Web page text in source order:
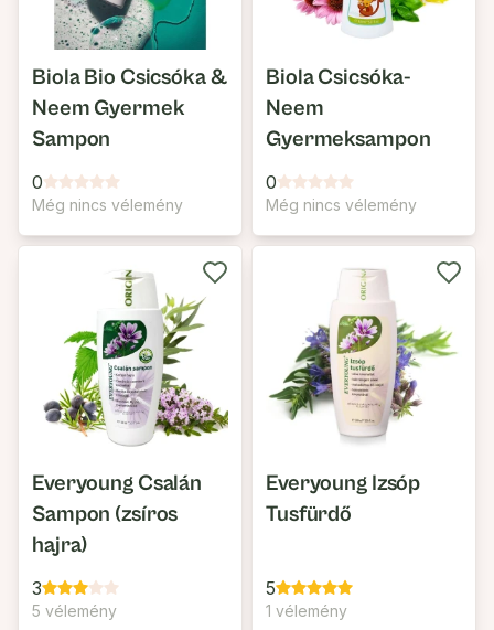
Biola Bio Csicsóka &
Neem Gyermek
Sampon
0
Még nincs vélemény
Biola Csicsóka-
Neem
Gyermeksampon
0
Még nincs vélemény
Everyoung Csalán
Sampon (zsíros
hajra)
3
5 vélemény
Everyoung Izsóp
Tusfürdő
5
1 vélemény